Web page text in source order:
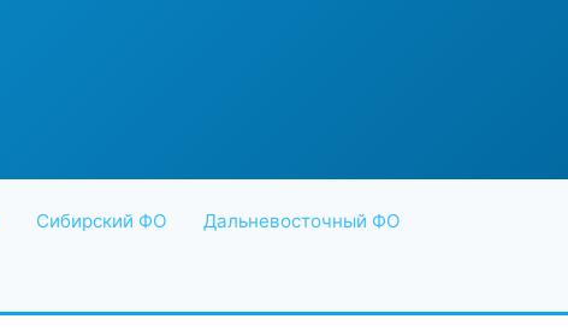
Сибирский ФО Дальневосточный ФО